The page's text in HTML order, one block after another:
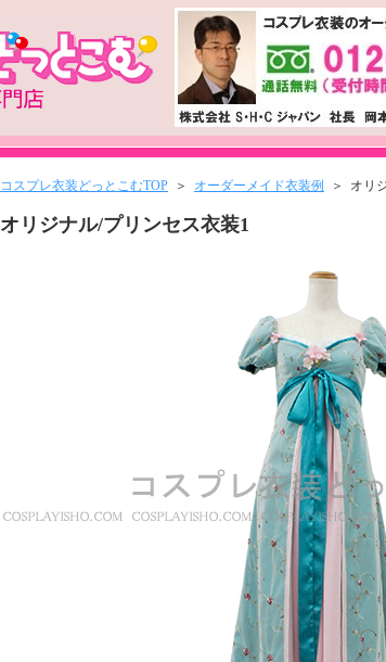
コスプレ衣装どっとこむTOP ＞ オーダーメイド衣装例 ＞ オリ
オリジナル/プリンセス衣装1